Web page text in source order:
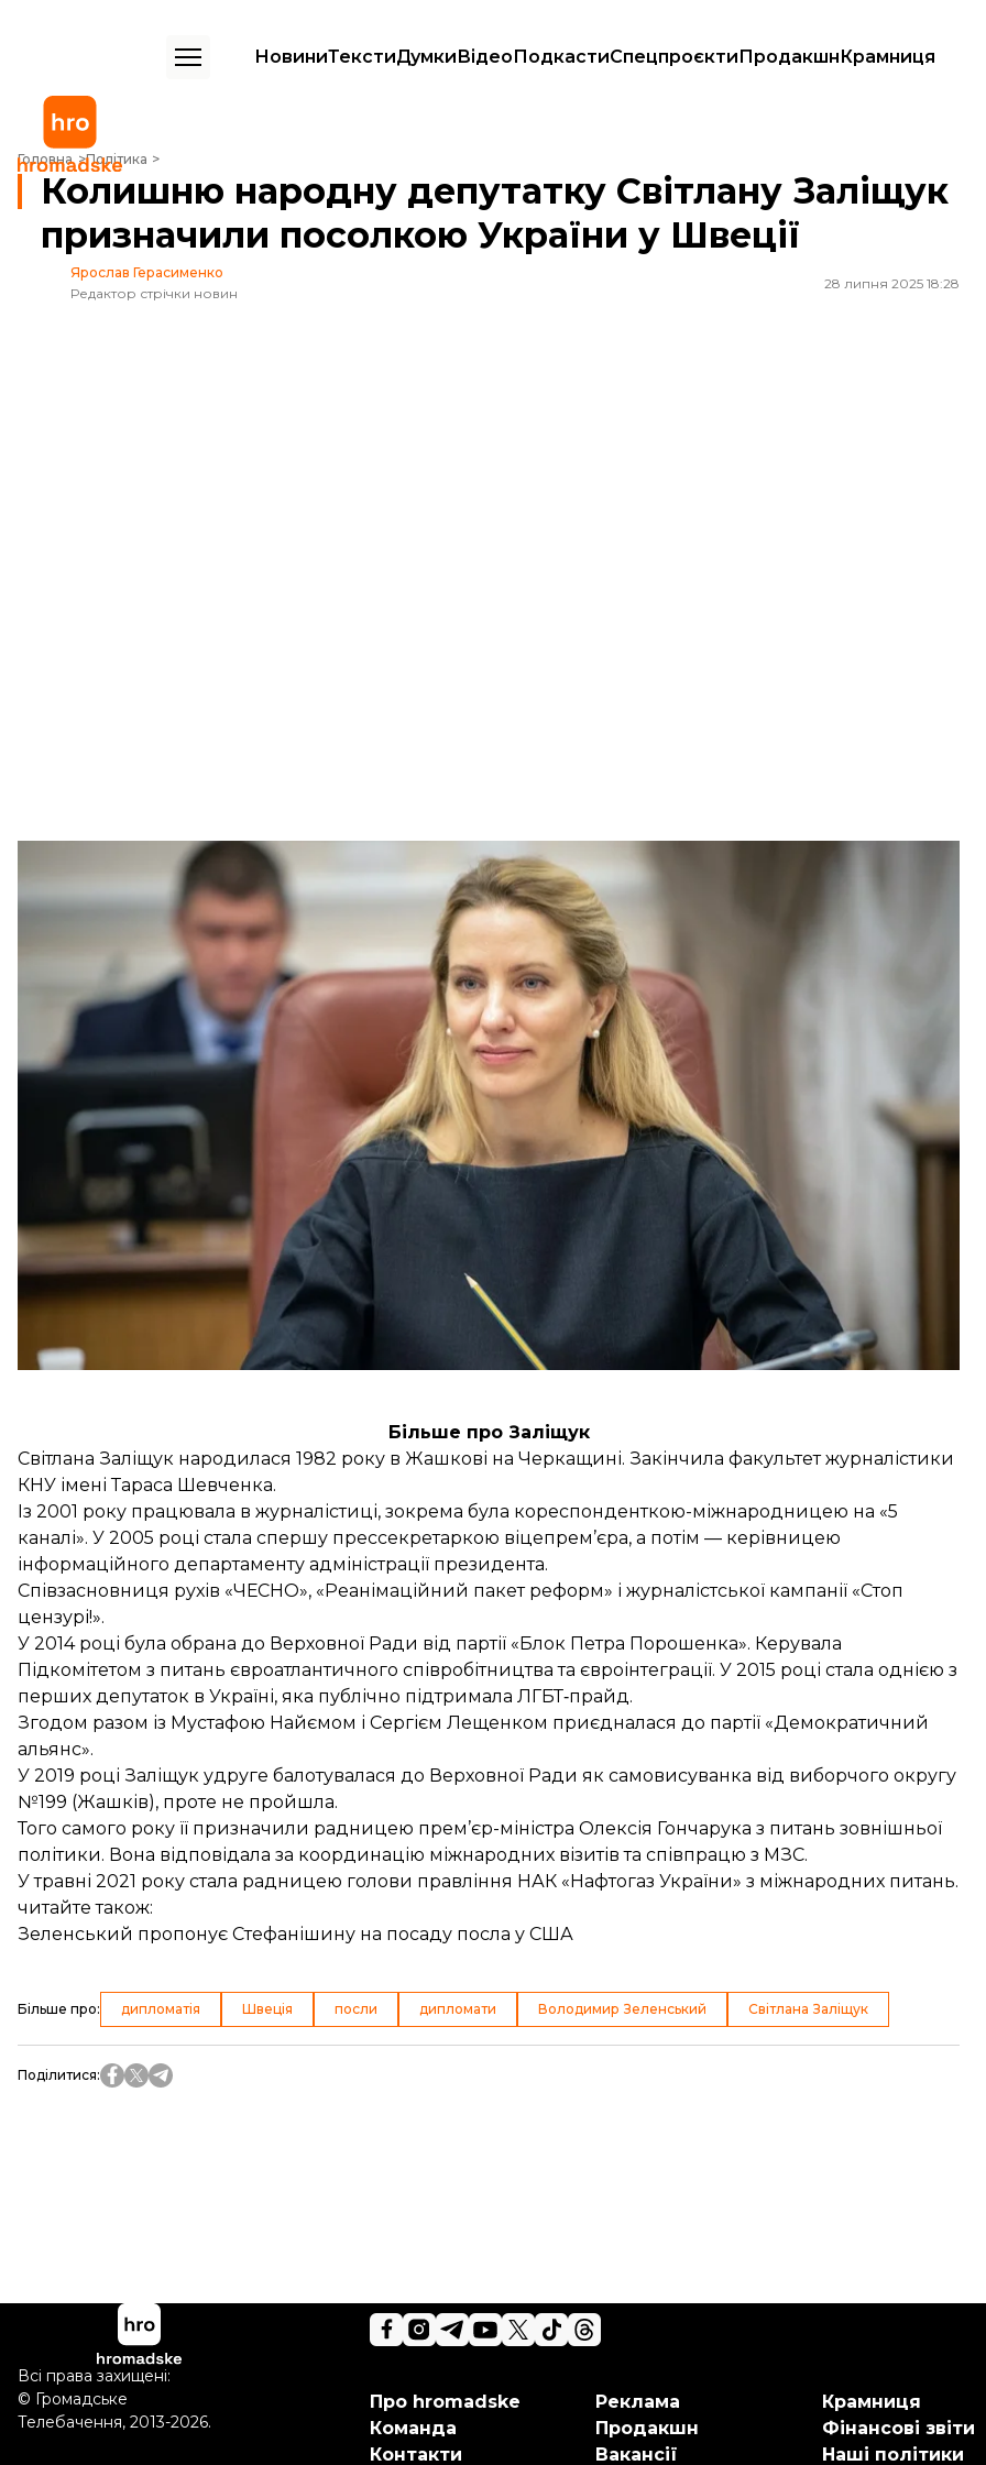
НовиниТекстиДумкиВідеоПодкастиСпецпроєктиПродакшнКрамниця
Головна Політика
Колишню народну депутатку Світлану Заліщук призначили посолкою України у Швеції
Колишню народну депутатку Світлану Заліщук
призначили посолкою України у Швеції
Ярослав Герасименко
Редактор стрічки новин
28 липня 2025 18:28
Світлана Заліщук у листопаді 2019 року, на той час — радниця прем’єр-міністра Олексія Гончарука
Пресслужба Кабінету Міністрів України / УНІАН
Президент Володимир Зеленський призначив громадську активістку й колишню народну
депутатку Світлану Заліщук посолкою України у Швеції.
в указі глави держави №556/2025.
У минулому Заліщук працювала журналісткою та займалася громадською діяльністю й політикою.
Була народною депутаткою VIII скликання (27 листопада 2014 — 29 серпня 2019) та радницею
прем’єр-міністра Олексія Гончарука з питань зовнішньої політики.
До цього п’ять років посаду посла України у Швеції обіймав Андрій Плахотнюк, але у липні
дипломатичне представництво в Канаді.
Більше про Заліщук
Світлана Заліщук народилася 1982 року в Жашкові на Черкащині. Закінчила факультет журналістики
КНУ імені Тараса Шевченка.
Із 2001 року працювала в журналістиці, зокрема була кореспонденткою-міжнародницею на «5
каналі». У 2005 році стала спершу прессекретаркою віцепрем’єра, а потім — керівницею
інформаційного департаменту адміністрації президента.
Співзасновниця рухів «ЧЕСНО», «Реанімаційний пакет реформ» і журналістської кампанії «Стоп
цензурі!».
У 2014 році була обрана до Верховної Ради від партії «Блок Петра Порошенка». Керувала
Підкомітетом з питань євроатлантичного співробітництва та євроінтеграції. У 2015 році стала однією з
перших депутаток в Україні, яка публічно підтримала ЛГБТ‑прайд.
Згодом разом із Мустафою Найємом і Сергієм Лещенком приєдналася до партії «Демократичний
альянс».
У 2019 році Заліщук удруге балотувалася до Верховної Ради як самовисуванка від виборчого округу
№199 (Жашків), проте не пройшла.
Того самого року її призначили радницею прем’єр-міністра Олексія Гончарука з питань зовнішньої
політики. Вона відповідала за координацію міжнародних візитів та співпрацю з МЗС.
У травні 2021 року стала радницею голови правління НАК «Нафтогаз України» з міжнародних питань.
читайте також:
Зеленський пропонує Cтефанішину на посаду посла у США
Більше про: дипломатія Швеція посли дипломати Володимир Зеленський Світлана Заліщук
Поділитися:
Про hromadske
Команда
Контакти
Реклама
Продакшн
Вакансії
Крамниця
Фінансові звіти
Наші політики
Всі права захищені:
© Громадське
Телебачення, 2013-2026.